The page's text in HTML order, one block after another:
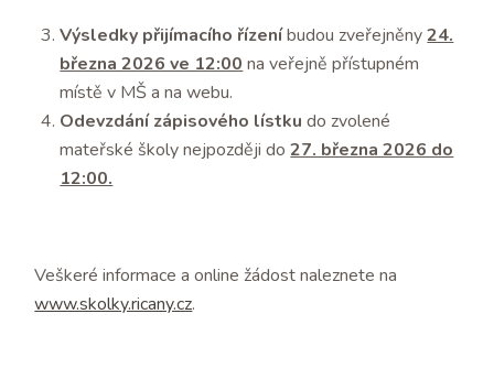
Výsledky přijímacího řízeníbudou zveřejněny24.
března 2026 ve 12:00 na veřejně přístupném
místě v MŠ a na webu.
Odevzdání zápisového lístkudo zvolené
mateřské školy nejpozději do27. března 2026 do
12:00.
Veškeré informace a online žádost naleznete na
www.skolky.ricany.cz.